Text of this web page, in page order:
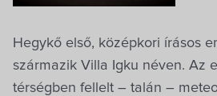
Közérdekű adatok
Pályázatok
Hegykő első, középkori írásos
származik Villa Igku néven. Az
térségben fellelt – talán –